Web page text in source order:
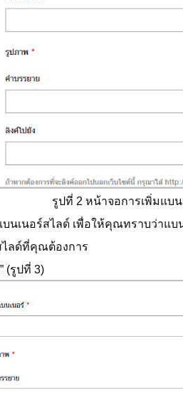
รูปที่ 2 หน้าจอการเพิ่มแบน
นเนอร์สไลด์ เพื่อให้คุณทราบว่าแบ
ไลด์ที่คุณต้องการ
” (รูปที่ 3)